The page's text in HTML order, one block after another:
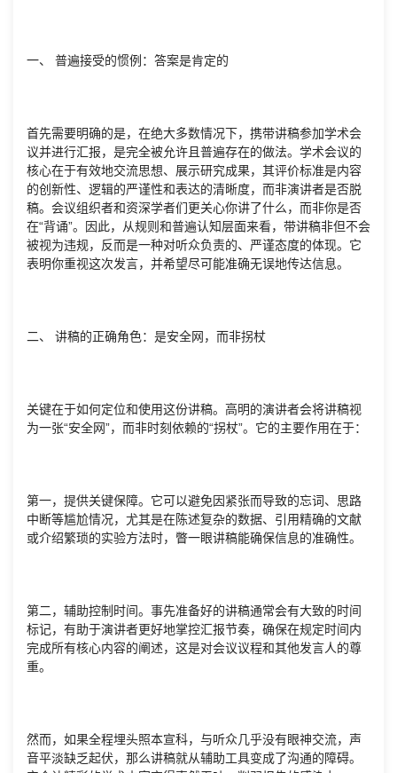
一、 普遍接受的惯例：答案是肯定的
首先需要明确的是，在绝大多数情况下，携带讲稿参加学术会
议并进行汇报，是完全被允许且普遍存在的做法。学术会议的
核心在于有效地交流思想、展示研究成果，其评价标准是内容
的创新性、逻辑的严谨性和表达的清晰度，而非演讲者是否脱
稿。会议组织者和资深学者们更关心你讲了什么，而非你是否
在“背诵”。因此，从规则和普遍认知层面来看，带讲稿非但不会
被视为违规，反而是一种对听众负责的、严谨态度的体现。它
表明你重视这次发言，并希望尽可能准确无误地传达信息。
二、 讲稿的正确角色：是安全网，而非拐杖
关键在于如何定位和使用这份讲稿。高明的演讲者会将讲稿视
为一张“安全网”，而非时刻依赖的“拐杖”。它的主要作用在于：
第一，提供关键保障。它可以避免因紧张而导致的忘词、思路
中断等尴尬情况，尤其是在陈述复杂的数据、引用精确的文献
或介绍繁琐的实验方法时，瞥一眼讲稿能确保信息的准确性。
第二，辅助控制时间。事先准备好的讲稿通常会有大致的时间
标记，有助于演讲者更好地掌控汇报节奏，确保在规定时间内
完成所有核心内容的阐述，这是对会议议程和其他发言人的尊
重。
然而，如果全程埋头照本宣科，与听众几乎没有眼神交流，声
音平淡缺乏起伏，那么讲稿就从辅助工具变成了沟通的障碍。